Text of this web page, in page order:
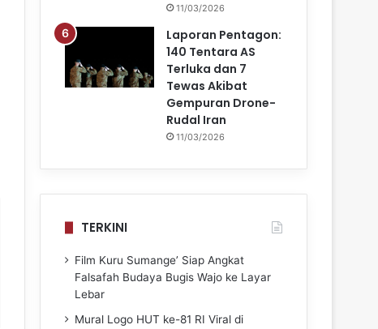
11/03/2026
Laporan Pentagon:
140 Tentara AS
Terluka dan 7
Tewas Akibat
Gempuran Drone-
Rudal Iran
11/03/2026
TERKINI
Film Kuru Sumange’ Siap Angkat
Falsafah Budaya Bugis Wajo ke Layar
Lebar
Mural Logo HUT ke-81 RI Viral di